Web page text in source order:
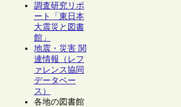
調査研究リポ
ート「東日本
大震災と図書
館」
地震・災害 関
連情報（レフ
ァレンス協同
データベー
ス）
各地の図書館